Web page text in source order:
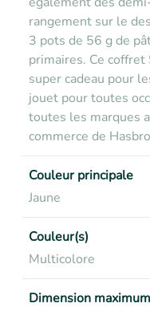
rangement sur le
3 pots de 56 g de
primaires. Ce
super cadeau pour
jouet pour toutes
toutes les marques
commerce de
Couleur principale
Jaune
Couleur(s)
Multicolore
Dimension maximum